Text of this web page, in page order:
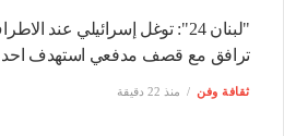
"لبنان 24": توغل إسرائيلي عند
ترافق مع قصف مدفعي استهدف احد
ثقافة وفن منذ 22 دقيقة